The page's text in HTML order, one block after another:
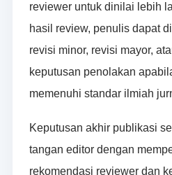
reviewer untuk dinilai lebih
hasil review, penulis dapat
revisi minor, revisi mayor,
keputusan penolakan
memenuhi standar ilmiah
Keputusan akhir publikasi
tangan editor dengan
rekomendasi reviewer dan